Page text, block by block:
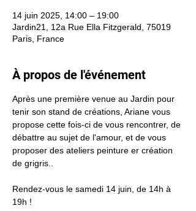
14 juin 2025, 14:00 – 19:00
Jardin21, 12a Rue Ella Fitzgerald, 75019
Paris, France
À propos de l'événement
Après une première venue au Jardin pour
tenir son stand de créations, Ariane vous
propose cette fois-ci de vous rencontrer, de
débattre au sujet de l'amour, et de vous
proposer des ateliers peinture er création
de grigris..
Rendez-vous le samedi 14 juin, de 14h à
19h !